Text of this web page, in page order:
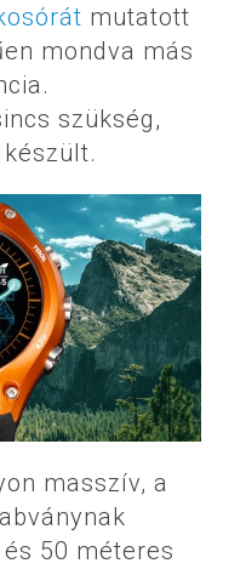
mutatott
mondva más
szükség,
masszív, a
50 méteres